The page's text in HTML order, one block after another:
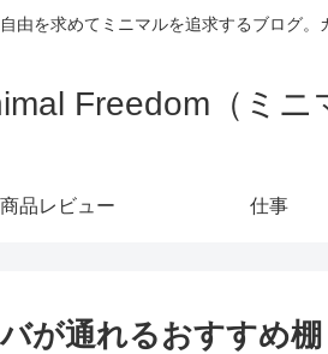
由を求めてミニマルを追求するブログ
Freedom（ミニ
商品レビュー 仕事
が通れるおすすめ